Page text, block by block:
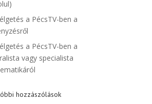
a PécsTV-ben a
a PécsTV-ben a
vagy specialista
hozzászólások